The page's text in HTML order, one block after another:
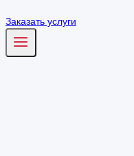
Заказать услуги